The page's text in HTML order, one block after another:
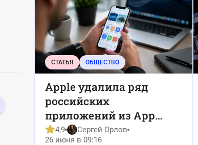
СТАТЬЯ ОБЩЕСТВО
Apple удалила ряд
российских
приложений из App
Store
4,9
Сергей Орлов
26 июня в 09:16